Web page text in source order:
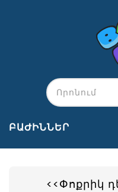
ԲԱԺԻՆՆԵՐ
<<Փոքրիկ